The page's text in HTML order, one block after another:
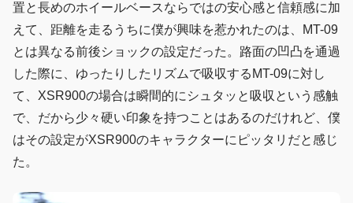
置と長めのホイールベースならではの安心感と信頼感に加
えて、距離を走るうちに僕が興味を惹かれたのは、MT-09
とは異なる前後ショックの設定だった。路面の凹凸を通過
した際に、ゆったりしたリズムで吸収するMT-09に対し
て、XSR900の場合は瞬間的にシュタッと吸収という感触
で、だから少々硬い印象を持つことはあるのだけれど、僕
はその設定がXSR900のキャラクターにピッタリだと感じ
た。